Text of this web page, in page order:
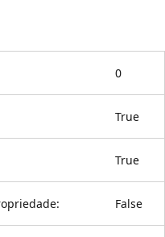
0
True
True
False